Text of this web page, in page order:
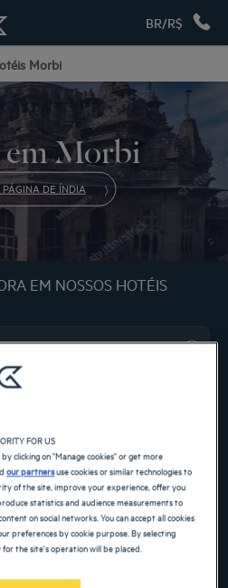
BR/R$
Morbi
Morbi
DE ÍNDIA
EM NOSSOS HOTÉIS
calendar and select a date. Press the
Navigate backward to interact with the
FOR US
clicking on "Manage cookies" or get more
our partnersuse cookies or similar technologies to
of the site, improve your experience, offer you
statistics and audience measurements to
on social networks. You can accept all cookies
preferences by cookie purpose. By selecting
for the site's operation will be placed.